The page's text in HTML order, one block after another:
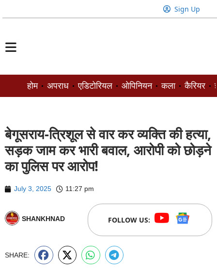
Sign Up
होम अपराध एडिटोरियल ओपिनियन कला कैरियर
बेगूसराय-त्रिशूल से वार कर व्यक्ति की हत्या,
सड़क जाम कर भारी बवाल, आरोपी को छोड़ने
का पुलिस पर आरोप!
July 3, 2025 11:27 pm
SHANKHNAD FOLLOW US:
SHARE: